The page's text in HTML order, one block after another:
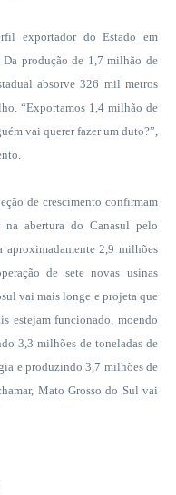
exportador do Estado em
produção de 1,7 milhão de
absorve 326 mil metros
“Exportamos 1,4 milhão de
vai querer fazer um duto?”,
de crescimento confirmam
abertura do Canasul pelo
aproximadamente 2,9 milhões
de sete novas usinas
vai mais longe e projeta que
estejam funcionado, moendo
3,3 milhões de toneladas de
e produzindo 3,7 milhões de
Mato Grosso do Sul vai